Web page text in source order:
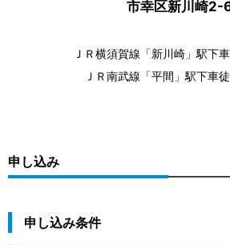
市幸区新川崎2-
ＪＲ横須賀線「新川崎」駅下
ＪＲ南武線「平間」駅下車
申し込み
申し込み条件